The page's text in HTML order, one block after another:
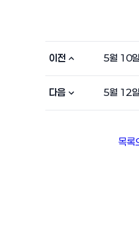
이전 5월 10
다음 5월 12
목록